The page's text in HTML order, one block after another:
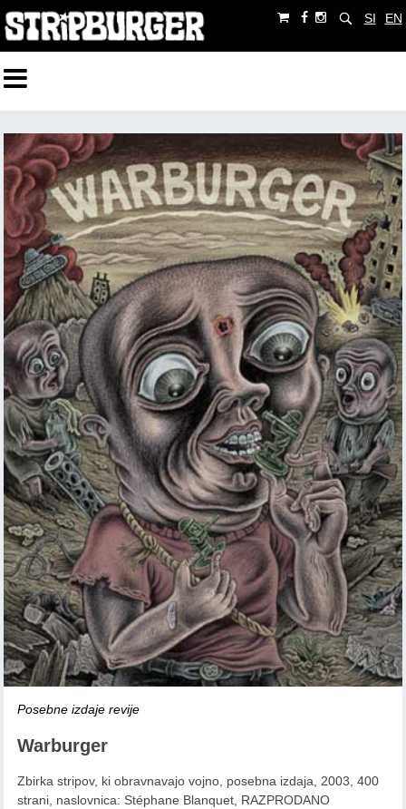
SI EN
Posebne izdaje revije
Warburger
Zbirka stripov, ki obravnavajo vojno, posebna izdaja, 2003, 400
strani, naslovnica: Stéphane Blanquet, RAZPRODANO